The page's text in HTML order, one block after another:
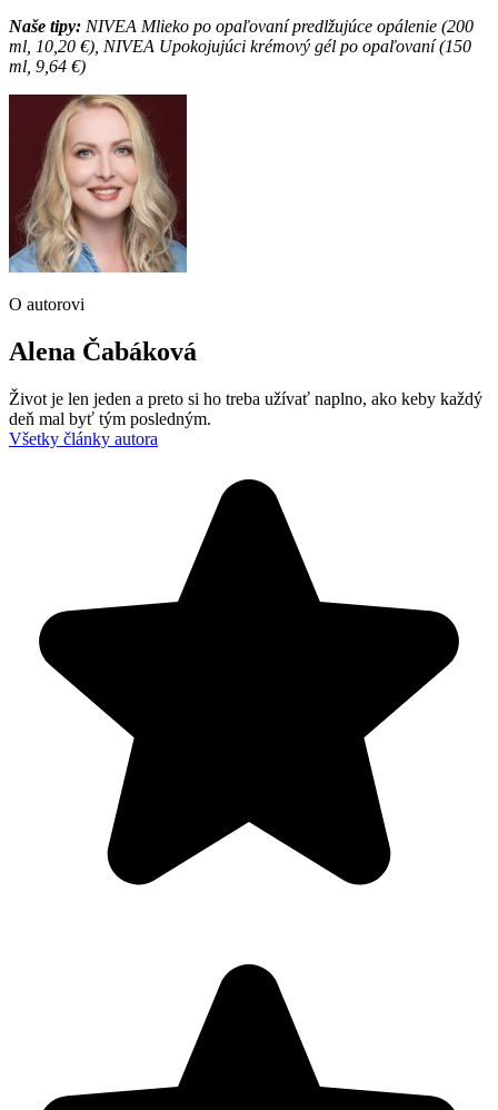
Naše tipy: NIVEA Mlieko po opaľovaní predlžujúce opálenie (200
ml, 10,20 €), NIVEA Upokojujúci krémový gél po opaľovaní (150
ml, 9,64 €)
O autorovi
Alena Čabáková
Život je len jeden a preto si ho treba užívať naplno, ako keby každý
deň mal byť tým posledným.
Všetky články autora